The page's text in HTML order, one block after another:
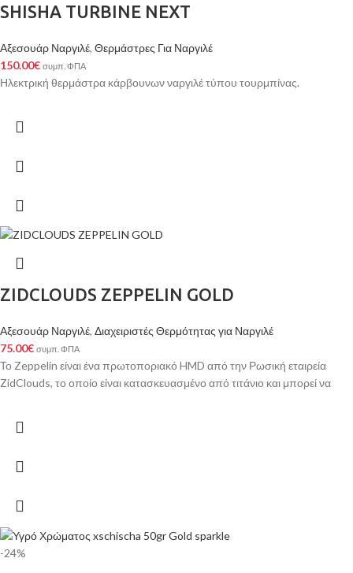
SHISHA TURBINE NEXT
Αξεσουάρ Ναργιλέ, Θερμάστρες Για Ναργιλέ
150.00€ συμπ. ΦΠΑ
Ηλεκτρική θερμάστρα κάρβουνων ναργιλέ τύπου τουρμπίνας.
ZIDCLOUDS ZEPPELIN GOLD
Αξεσουάρ Ναργιλέ, Διαχειριστές Θερμότητας για Ναργιλέ
75.00€ συμπ. ΦΠΑ
Το Zeppelin είναι ένα πρωτοποριακό HMD από την Ρωσική εταιρεία
ZidClouds, το οποίο είναι κατασκευασμένο από τιτάνιο και μπορεί να
-24%